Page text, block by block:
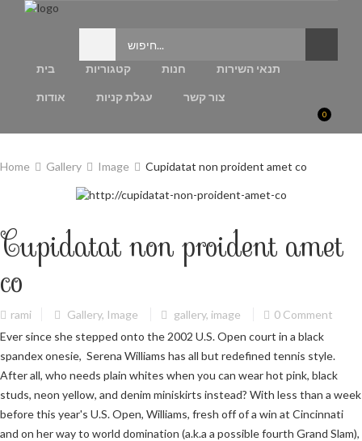
בית קטגוריות חנות תנאי השירות
אודות עגלת קניות צור קשר
0
Home Gallery Image Cupidatat non proident amet co
Cupidatat non proident amet
co
rami Gallery, Image gallery, image
0 Comment
Ever since she stepped onto the 2002 U.S. Open court in a black
spandex onesie, Serena Williams has all but redefined tennis style.
After all, who needs plain whites when you can wear hot pink, ​black
studs, neon yellow, and denim miniskirts instead? With less than a week
before this year's U.S. Open, Williams, fresh off of a win at Cincinnati
and on her way to world domination (a.k.a a possible fourth Grand Slam),